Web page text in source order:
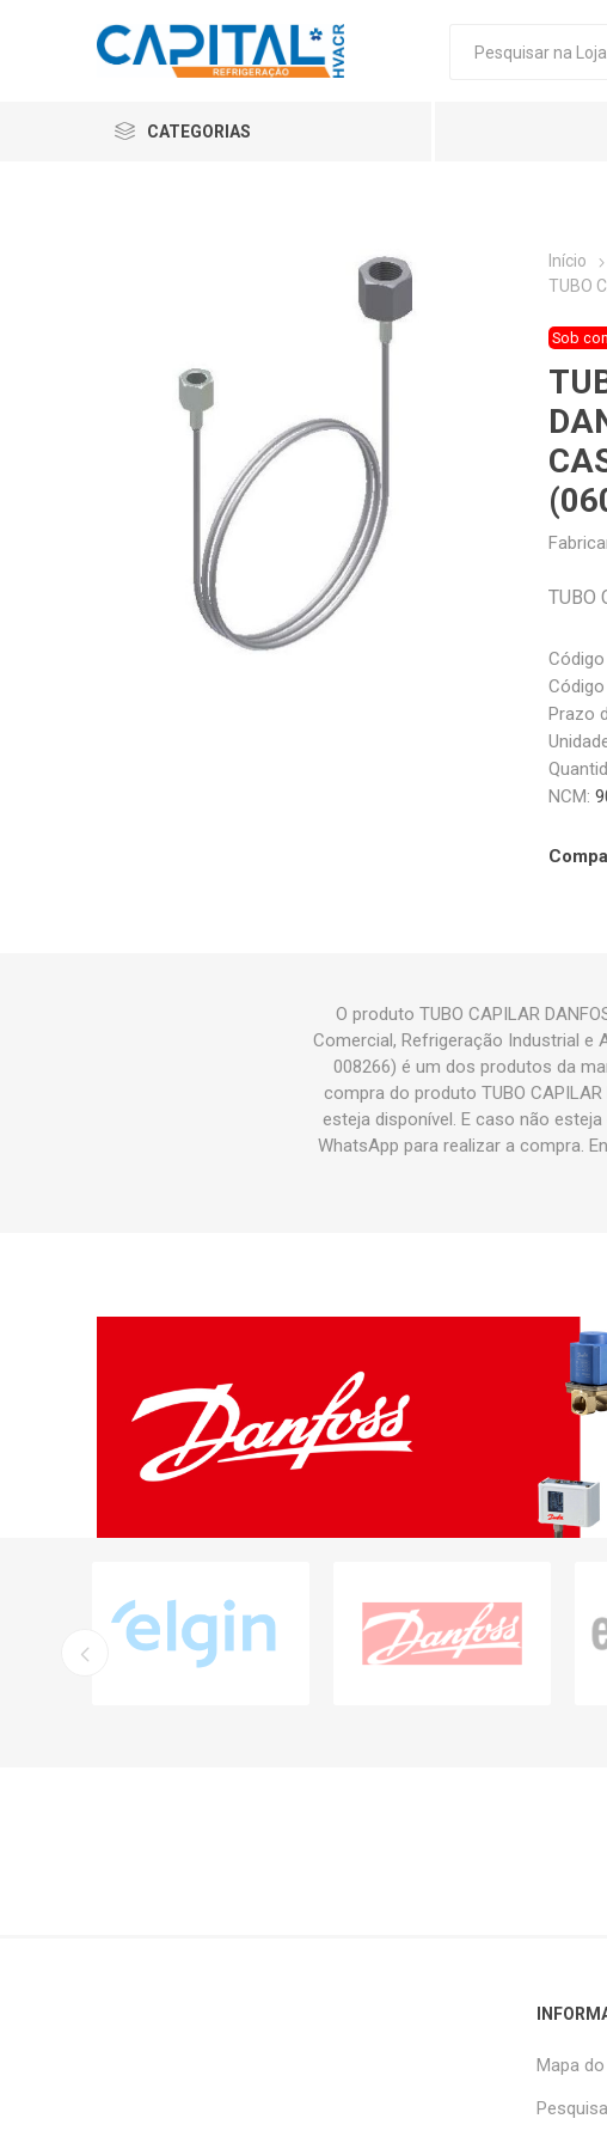
CATEGORIAS
Início
TUBO
Sob
TUBO
Prazo
NCM:
O produto TUBO CAPILAR
Comercial, Refrigeração Industrial e
008266) é um dos produtos da
compra do produto TUBO
esteja disponível. E caso não
WhatsApp para realizar a compra.
Mapa